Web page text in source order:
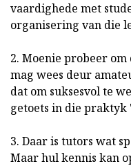
vaardighede met
organisering van die
2. Moenie probeer
mag wees deur
dat om suksesvol te
getoets in die praktyk
3. Daar is tutors wat
Maar hul kennis kan